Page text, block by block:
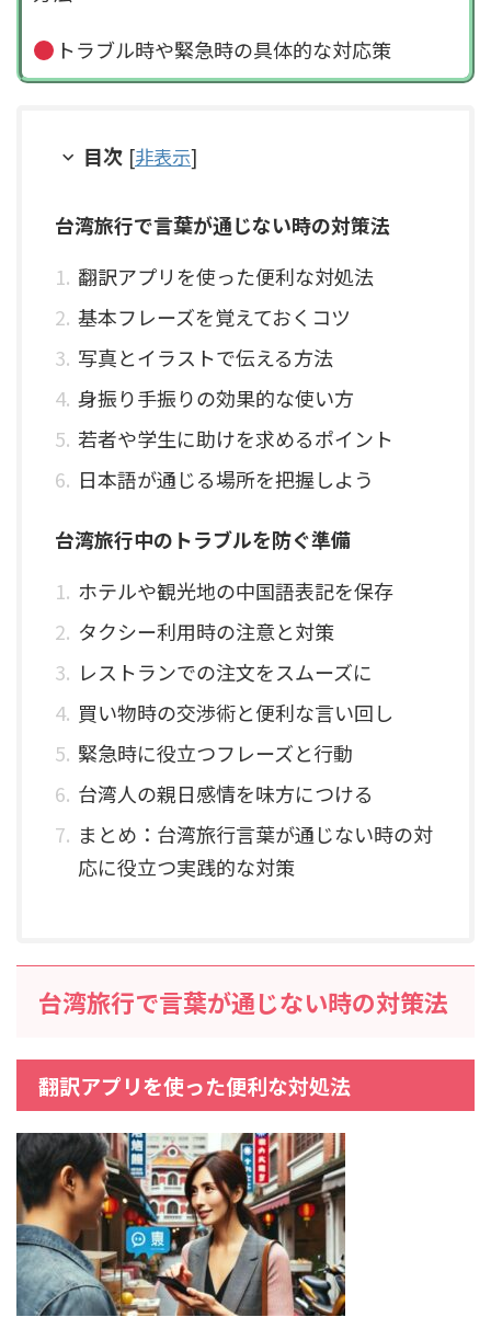
トラブル時や緊急時の具体的な対応策
目次 [非表示]
台湾旅行で言葉が通じない時の対策法
翻訳アプリを使った便利な対処法
基本フレーズを覚えておくコツ
写真とイラストで伝える方法
身振り手振りの効果的な使い方
若者や学生に助けを求めるポイント
日本語が通じる場所を把握しよう
台湾旅行中のトラブルを防ぐ準備
ホテルや観光地の中国語表記を保存
タクシー利用時の注意と対策
レストランでの注文をスムーズに
買い物時の交渉術と便利な言い回し
緊急時に役立つフレーズと行動
台湾人の親日感情を味方につける
まとめ：台湾旅行言葉が通じない時の対
応に役立つ実践的な対策
台湾旅行で言葉が通じない時の対策法
翻訳アプリを使った便利な対処法